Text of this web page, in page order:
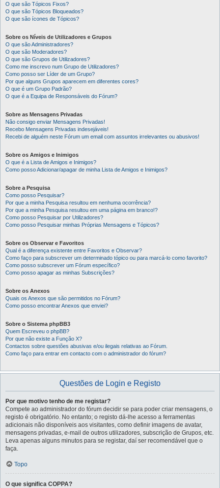
O que são Tópicos Fixos?
O que são Tópicos Bloqueados?
O que são ícones de Tópicos?
Sobre os Níveis de Utilizadores e Grupos
O que são Administradores?
O que são Moderadores?
O que são Grupos de Utilizadores?
Como me inscrevo num Grupo de Utilizadores?
Como posso ser Líder de um Grupo?
Por que alguns Grupos aparecem em diferentes cores?
O que é um Grupo Padrão?
O que é a Equipa de Responsáveis do Fórum?
Sobre as Mensagens Privadas
Não consigo enviar Mensagens Privadas!
Recebo Mensagens Privadas indesejáveis!
Recebi de alguém neste Fórum um email com assuntos irrelevantes ou abusivos!
Sobre os Amigos e Inimigos
O que é a Lista de Amigos e Inimigos?
Como posso Adicionar/apagar de minha Lista de Amigos e Inimigos?
Sobre a Pesquisa
Como posso Pesquisar?
Por que a minha Pesquisa resultou em nenhuma ocorrência?
Por que a minha Pesquisa resultou em uma página em branco!?
Como posso Pesquisar por Utilizadores?
Como posso Pesquisar minhas Próprias Mensagens e Tópicos?
Sobre os Observar e Favoritos
Qual é a diferença existente entre Favoritos e Observar?
Como faço para subscrever um determinado tópico ou para marcá-lo como favorito?
Como posso subscrever um Fórum específico?
Como posso apagar as minhas Subscrições?
Sobre os Anexos
Quais os Anexos que são permitidos no Fórum?
Como posso encontrar Anexos que enviei?
Sobre o Sistema phpBB3
Quem Escreveu o phpBB?
Por que não existe a Função X?
Contactos sobre questões abusivas e/ou ilegais relativas ao Fórum.
Como faço para entrar em contacto com o administrador do fórum?
Questões de Login e Registo
Por que motivo tenho de me registar?
Compete ao administrador do fórum decidir se para poder criar mensagens, o
registo é obrigatório. No entanto; o registo dá-lhe acesso a ferramentas
adicionais não disponíveis aos visitantes, como definir imagens de avatar,
mensagens privadas, e-mail de outros utilizadores, subscrição de Grupos, etc.
Leva apenas alguns minutos para se registar, daí ser recomendável que o
faça.
Topo
O que significa COPPA?